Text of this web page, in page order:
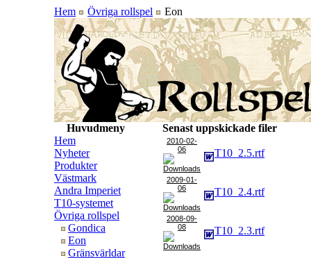
Hem Övriga rollspel Eon
Huvudmeny
Hem
Nyheter
Produkter
Västmark
Andra Imperiet
T10-systemet
Övriga rollspel
Gondica
Eon
Gränsvärldar
Senast uppskickade filer
2010-02-
06
T10_2.5.rtf
2009-01-
06
T10_2.4.rtf
2008-09-
08
T10_2.3.rtf